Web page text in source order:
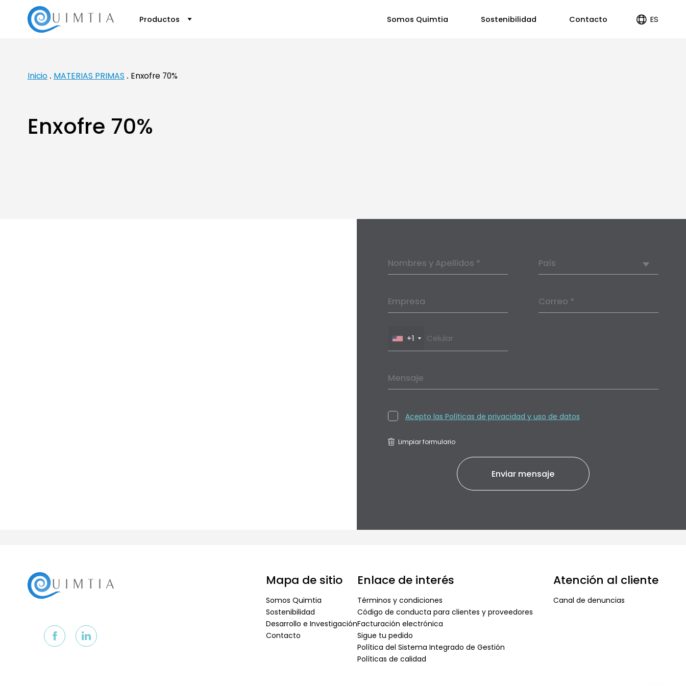
Productos Somos Quimtia Sostenibilidad Contacto ES
Inicio
MATERIAS PRIMAS Enxofre 70%
Enxofre 70%
Nombres y Apellidos * País
Empresa Correo *
+1
Mensaje
Acepto las Políticas de privacidad y uso de datos
Limpiar formulario
Mapa de sitio
Somos Quimtia
Sostenibilidad
Desarrollo e Investigación
Contacto
Enlace de interés
Términos y condiciones
Código de conducta para clientes y proveedores
Facturación electrónica
Sigue tu pedido
Política del Sistema Integrado de Gestión
Políticas de calidad
Atención al cliente
Canal de denuncias